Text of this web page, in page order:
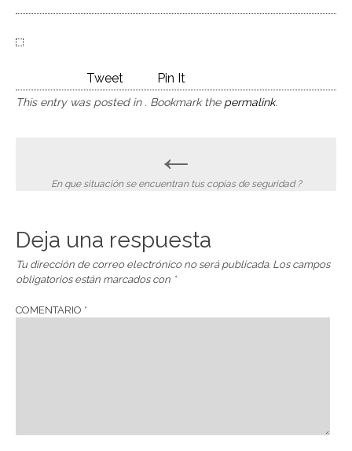
Tweet Pin It
This entry was posted in . Bookmark the permalink.
navigation
←
En que situación se encuentran tus copias de seguridad ?
Deja una respuesta
Tu dirección de correo electrónico no será publicada. Los campos
obligatorios están marcados con *
COMENTARIO *